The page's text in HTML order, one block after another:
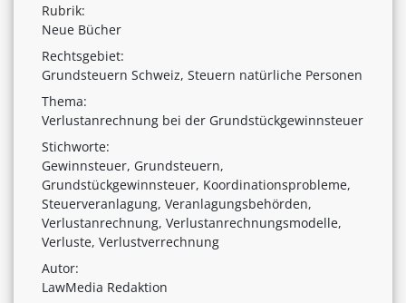
Rubrik:
Neue Bücher
Rechtsgebiet:
Grundsteuern Schweiz, Steuern natürliche Personen
Thema:
Verlustanrechnung bei der Grundstückgewinnsteuer
Stichworte:
Gewinnsteuer, Grundsteuern,
Grundstückgewinnsteuer, Koordinationsprobleme,
Steuerveranlagung, Veranlagungsbehörden,
Verlustanrechnung, Verlustanrechnungsmodelle,
Verluste, Verlustverrechnung
Autor:
LawMedia Redaktion